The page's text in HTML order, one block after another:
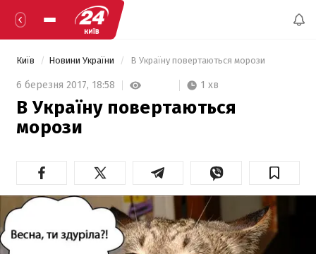
Київ Новини України В Україну повертаються морози
6 березня 2017, 18:58 1 хв
В Україну повертаються
морози